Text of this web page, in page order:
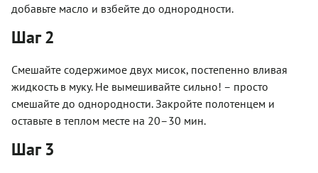
добавьте масло и взбейте до однородности.
Шаг 2
Смешайте содержимое двух мисок, постепенно вливая
жидкость в муку. Не вымешивайте сильно! – просто
смешайте до однородности. Закройте полотенцем и
оставьте в теплом месте на 20–30 мин.
Шаг 3